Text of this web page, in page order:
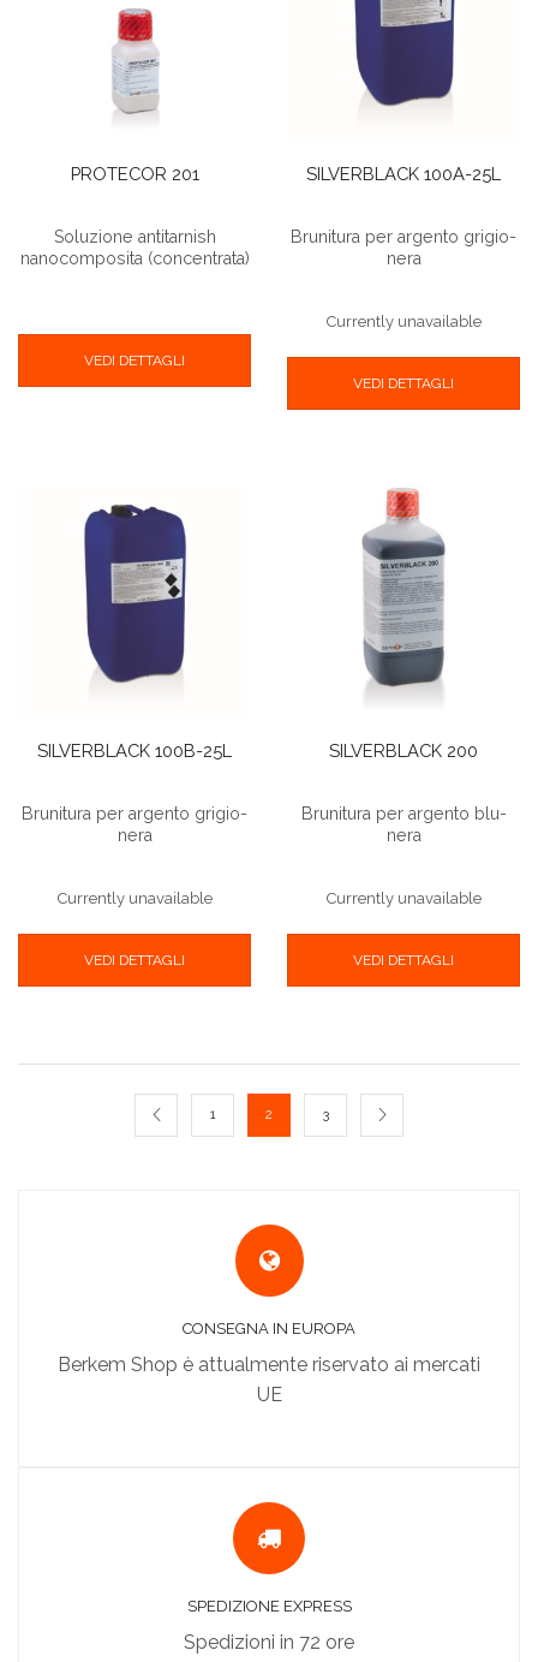
PROTECOR 201
Soluzione antitarnish
nanocomposita (concentrata)
VEDI DETTAGLI
SILVERBLACK 100A-25L
Brunitura per argento grigio-
nera
Currently unavailable
VEDI DETTAGLI
SILVERBLACK 100B-25L
Brunitura per argento grigio-
nera
Currently unavailable
VEDI DETTAGLI
SILVERBLACK 200
Brunitura per argento blu-
nera
Currently unavailable
VEDI DETTAGLI
1 2 3
CONSEGNA IN EUROPA
Berkem Shop è attualmente riservato ai mercati
UE
SPEDIZIONE EXPRESS
Spedizioni in 72 ore